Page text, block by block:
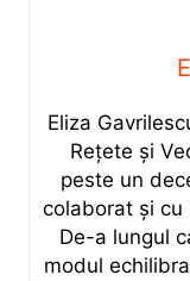
Eliza
Rețete şi
peste un
colaborat și cu
De-a lungul
modul